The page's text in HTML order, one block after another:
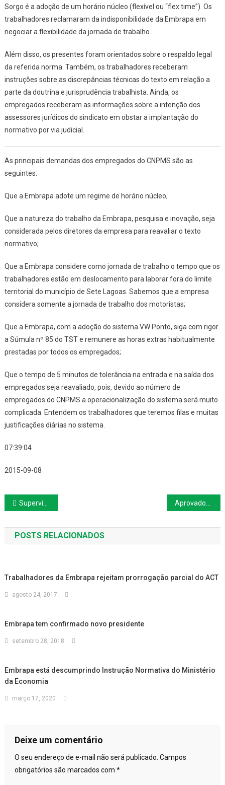
Sorgo é a adoção de um horário núcleo (flexível ou “flex time”). Os
trabalhadores reclamaram da indisponibilidade da Embrapa em
negociar a flexibilidade da jornada de trabalho.
Além disso, os presentes foram orientados sobre o respaldo legal
da referida norma. Também, os trabalhadores receberam
instruções sobre as discrepâncias técnicas do texto em relação a
parte da doutrina e jurisprudência trabalhista. Ainda, os
empregados receberam as informações sobre a intenção dos
assessores jurídicos do sindicato em obstar a implantação do
normativo por via judicial.
As principais demandas dos empregados do CNPMS são as
seguintes:
Que a Embrapa adote um regime de horário núcleo;
Que a natureza do trabalho da Embrapa, pesquisa e inovação, seja
considerada pelos diretores da empresa para reavaliar o texto
normativo;
Que a Embrapa considere como jornada de trabalho o tempo que os
trabalhadores estão em deslocamento para laborar fora do limite
territorial do município de Sete Lagoas. Sabemos que a empresa
considera somente a jornada de trabalho dos motoristas;
Que a Embrapa, com a adoção do sistema VW Ponto, siga com rigor
a Súmula nº 85 do TST e remunere as horas extras habitualmente
prestadas por todos os empregados;
Que o tempo de 5 minutos de tolerância na entrada e na saída dos
empregados seja reavaliado, pois, devido ao número de
empregados do CNPMS a operacionalização do sistema será muito
complicada. Entendem os trabalhadores que teremos filas e muitas
justificações diárias no sistema.
07:39:04
2015-09-08
Navegação
de
Post
Supervisor que descobriu no hospital que plano de saúde estava cancelado será indenizado
POSTS RELACIONADOS
Trabalhadores da Embrapa rejeitam prorrogação parcial do ACT
agosto 24, 2017
Embrapa tem confirmado novo presidente
setembro 28, 2018
Embrapa está descumprindo Instrução Normativa do Ministério
da Economia
março 17, 2020
Deixe um comentário
O seu endereço de e-mail não será publicado. Campos
obrigatórios são marcados com *